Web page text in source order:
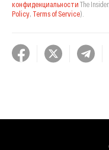
конфиденциальности The Insider,
Policy, Terms of Service).